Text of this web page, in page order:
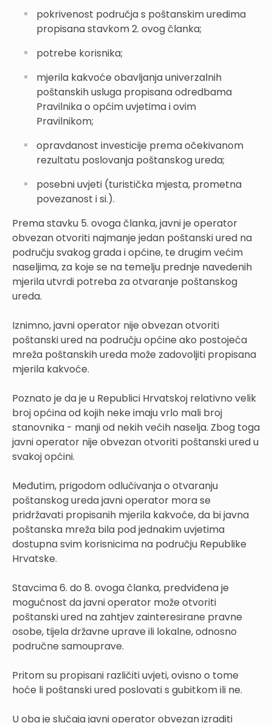
pokrivenost područja s poštanskim uredima
propisana stavkom 2. ovog članka;
potrebe korisnika;
mjerila kakvoće obavljanja univerzalnih
poštanskih usluga propisana odredbama
Pravilnika o općim uvjetima i ovim
Pravilnikom;
opravdanost investicije prema očekivanom
rezultatu poslovanja poštanskog ureda;
posebni uvjeti (turistička mjesta, prometna
povezanost i si.).
Prema stavku 5. ovoga članka, javni je operator
obvezan otvoriti najmanje jedan poštanski ured na
području svakog grada i općine, te drugim većim
naseljima, za koje se na temelju prednje navedenih
mjerila utvrdi potreba za otvaranje poštanskog
ureda.
Iznimno, javni operator nije obvezan otvoriti
poštanski ured na području općine ako postojeća
mreža poštanskih ureda može zadovoljiti propisana
mjerila kakvoće.
Poznato je da je u Republici Hrvatskoj relativno velik
broj općina od kojih neke imaju vrlo mali broj
stanovnika - manji od nekih većih naselja. Zbog toga
javni operator nije obvezan otvoriti poštanski ured u
svakoj općini.
Međutim, prigodom odlučivanja o otvaranju
poštanskog ureda javni operator mora se
pridržavati propisanih mjerila kakvoće, da bi javna
poštanska mreža bila pod jednakim uvjetima
dostupna svim korisnicima na području Republike
Hrvatske.
Stavcima 6. do 8. ovoga članka, predviđena je
mogućnost da javni operator može otvoriti
poštanski ured na zahtjev zainteresirane pravne
osobe, tijela državne uprave ili lokalne, odnosno
područne samouprave.
Pritom su propisani različiti uvjeti, ovisno o tome
hoće li poštanski ured poslovati s gubitkom ili ne.
U oba je slučaja javni operator obvezan izraditi